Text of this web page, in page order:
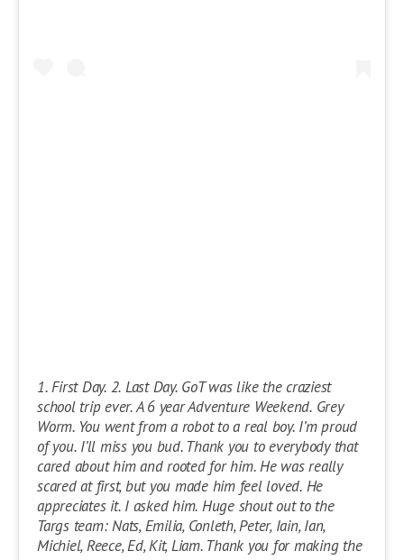
1. First Day. 2. Last Day. GoT was like the craziest
school trip ever. A 6 year Adventure Weekend. Grey
Worm. You went from a robot to a real boy. I’m proud
of you. I’ll miss you bud. Thank you to everybody that
cared about him and rooted for him. He was really
scared at first, but you made him feel loved. He
appreciates it. I asked him. Huge shout out to the
Targs team: Nats, Emilia, Conleth, Peter, Iain, Ian,
Michiel, Reece, Ed, Kit, Liam. Thank you for making the